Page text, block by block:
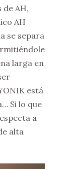
de AH,
AH
se separa
larga en
está
Si lo que
a
alta